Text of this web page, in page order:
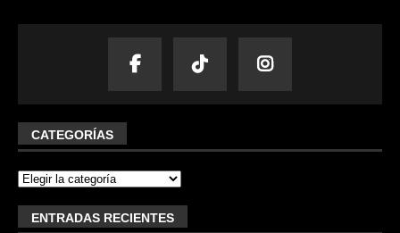
CATEGORÍAS
ENTRADAS RECIENTES